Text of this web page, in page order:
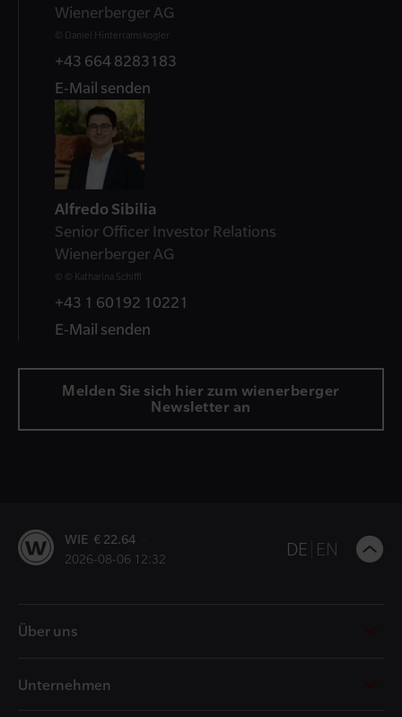
Wienerberger AG
© Daniel Hinterramskogler
+43 664 8283183
E-Mail senden
Alfredo Sibilia
Senior Officer Investor Relations
Wienerberger AG
© © Katharina Schiffl
+43 1 60192 10221
E-Mail senden
Melden Sie sich hier zum wienerberger
Newsletter an
WIE € 22.64
2026-08-06 12:32 DE EN
Über uns
Unternehmen